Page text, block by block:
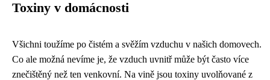
Toxiny v domácnosti
Všichni toužíme po čistém a svěžím vzduchu v našich domovech.
Co ale možná nevíme je, že vzduch uvnitř může být často více
znečištěný než ten venkovní. Na vině jsou toxiny uvolňované z